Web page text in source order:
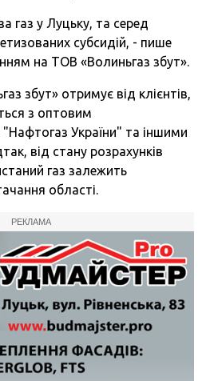
газ у Луцьку, та серед
субсидій, - пише
на ТОВ «Волиньгаз збут».
збут» отримує від клієнтів,
з оптовим
України" та іншими
від стану розрахунків
газ залежить
області.
РЕКЛАМА